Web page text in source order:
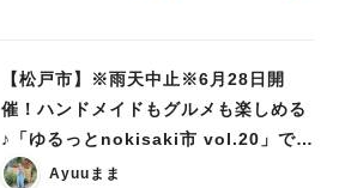
【松戸市】※雨天中止※6月28日開
催！ハンドメイドもグルメも楽しめる
♪「ゆるっとnokisaki市 vol.20」でお
気に入りとの出会いを
Ayuuまま